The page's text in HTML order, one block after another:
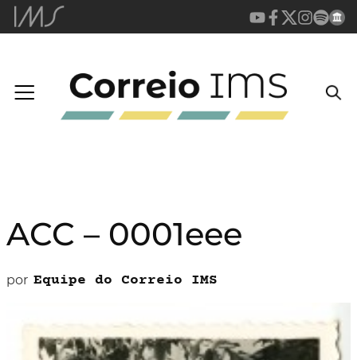
ACC – 0001eee
por Equipe do Correio IMS